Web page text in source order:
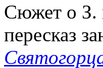
Сюжет о З.
пересказ